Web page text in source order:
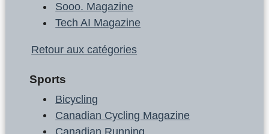
Sooo. Magazine
Tech AI Magazine
Retour aux catégories
Sports
Bicycling
Canadian Cycling Magazine
Canadian Running